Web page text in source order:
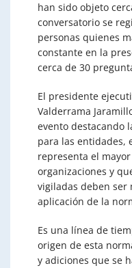
han sido objeto
conversatorio se
personas quienes
constante en la
cerca de 30
El presidente
Valderrama
evento destacando
para las entidades,
representa el
organizaciones y
vigiladas deben ser
aplicación de la
Es una línea de
origen de esta
y adiciones que se